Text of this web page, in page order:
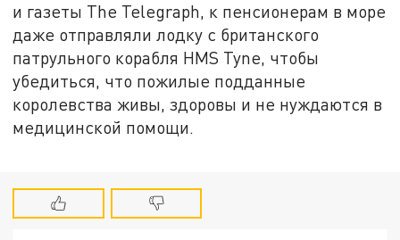
и газеты The Telegraph, к пенсионерам в море
даже отправляли лодку с британского
патрульного корабля HMS Tyne, чтобы
убедиться, что пожилые подданные
королевства живы, здоровы и не нуждаются в
медицинской помощи.